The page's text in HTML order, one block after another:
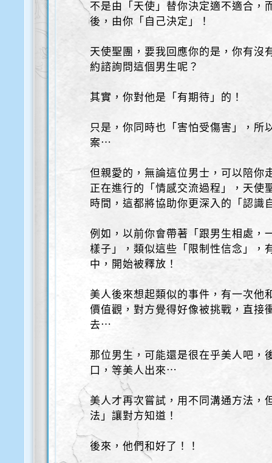
不是由「天使」替你決定適不適合，
後，由你「自己決定」！
天使聖團，要我回應你的是，你有沒
約諮詢問這個男生呢？
其實，你對他是「有期待」的！
只是，你同時也「害怕受傷害」，所
案⋯
但親愛的，無論這位男士，可以陪你
正在進行的「情感交流過程」，天使
時間，這都將協助你更深入的「認識
例如，以前你會帶著「跟男生相處，
樣子」，類似這些「限制性信念」，
中，開始被釋放！
美人後來想起類似的事件，有一次他
價值觀，對方覺得好像被挑戰，直接
去⋯
那位男生，可能還是很在乎美人吧，
口，等美人出來⋯
美人才再次嘗試，用不同溝通方法，
法」讓對方知道！
後來，他們和好了！！